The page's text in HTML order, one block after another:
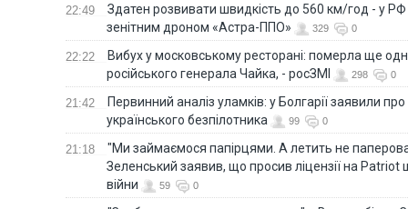
22:49
Здатен розвивати швидкість до 560 км/год - у
зенітним дроном «Астра-ППО»
329 0
22:22
Вибух у московському ресторані: померла ще
російського генерала Чайка, - росЗМІ
298 0
21:42
Первинний аналіз уламків: у Болгарії заявили
українського безпілотника
99 0
21:18
"Ми займаємося папірцями. А летить не
Зеленський заявив, що просив ліцензії на Patriot
війни
59 0